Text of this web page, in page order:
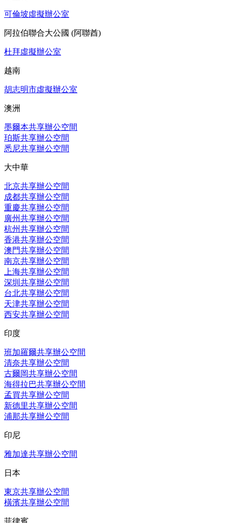
可倫坡虛擬辦公室
阿拉伯聯合大公國 (阿聯酋)
杜拜虛擬辦公室
越南
胡志明市虛擬辦公室
澳洲
墨爾本共享辦公空間
珀斯共享辦公空間
悉尼共享辦公空間
大中華
北京共享辦公空間
成都共享辦公空間
重慶共享辦公空間
廣州共享辦公空間
杭州共享辦公空間
香港共享辦公空間
澳門共享辦公空間
南京共享辦公空間
上海共享辦公空間
深圳共享辦公空間
台北共享辦公空間
天津共享辦公空間
西安共享辦公空間
印度
班加羅爾共享辦公空間
清奈共享辦公空間
古爾岡共享辦公空間
海得拉巴共享辦公空間
孟買共享辦公空間
新德里共享辦公空間
浦那共享辦公空間
印尼
雅加達共享辦公空間
日本
東京共享辦公空間
橫濱共享辦公空間
菲律賓